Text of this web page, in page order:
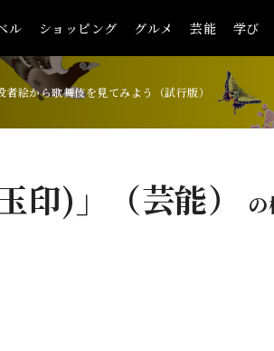
ル ショッピング グルメ 芸能 学び
絵から歌舞伎を見てみよう（試行版）
印)」（芸能）